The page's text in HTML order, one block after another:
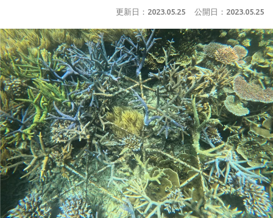
更新日： 2023.05.25 公開日： 2023.05.25